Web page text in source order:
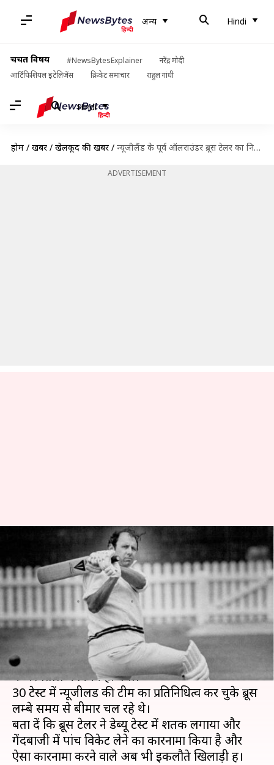
अन्य Hindi
चर्चित विषय #NewsBytesExplainer
नरेंद्र मोदी
आर्टिफिशियल इंटेलिजेंस
क्रिकेट समाचार राहुल गांधी
Hindi
होम / खबरें / खेलकूद की खबरें / न्यूजीलैंड के पूर्व ऑलराउंडर ब्रूस टेलर का निधन, भारत के खिलाफ डेब्यू में बनाया था रिकॉर्ड
ADVERTISEMENT
न्यूजीलैंड के पूर्व ऑलराउंडर ब्रूस टेलर
का निधन, भारत के खिलाफ डेब्यू में
बनाया था रिकॉर्ड
Feb 06, 2021 01:32 pm
क्या है खबर?
न्यूजीलैंड के पूर्व ऑलराउंडर ब्रूस टेलर का 77 वर्ष की आयु
में अस्पताल में निधन हो गया।
30 टेस्ट में न्यूजीलैंड की टीम का प्रतिनिधित्व कर चुके ब्रूस
लम्बे समय से बीमार चल रहे थे।
बता दें कि ब्रूस टेलर ने डेब्यू टेस्ट में शतक लगाया और
गेंदबाजी में पांच विकेट लेने का कारनामा किया है और
ऐसा कारनामा करने वाले अब भी इकलौते खिलाड़ी हैं।